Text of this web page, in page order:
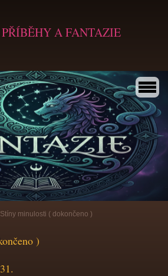
A FANTAZIE
Stíny minulosti ( dokončeno )
)